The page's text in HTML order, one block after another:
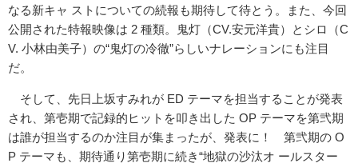
なる新キャ ストについての続報も期待して待とう。また、今回
公開された特報映像は 2 種類。鬼灯（CV.安元洋貴）とシロ（C
V. 小林由美子）の“鬼灯の冷徹”らしいナレーションにも注目
だ。
そして、先日上坂すみれが ED テーマを担当することが発表
され、第壱期で記録的ヒットを叩き出した OP テーマを第弐期
は誰が担当するのか注目が集まったが、発表に！ 第弐期の O
P テーマも、期待通り第壱期に続き“地獄の沙汰オ ールスター